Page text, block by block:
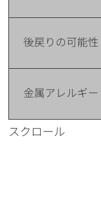
後戻りの可能性
金属アレルギー
スクロール